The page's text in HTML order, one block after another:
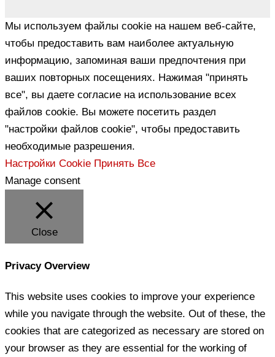
Мы используем файлы cookie на нашем веб-сайте,
чтобы предоставить вам наиболее актуальную
информацию, запоминая ваши предпочтения при
ваших повторных посещениях. Нажимая "принять
все", вы даете согласие на использование всех
файлов cookie. Вы можете посетить раздел
"настройки файлов cookie", чтобы предоставить
необходимые разрешения.
Настройки Cookie Принять Все
Manage consent
Close
Privacy Overview
This website uses cookies to improve your experience
while you navigate through the website. Out of these, the
cookies that are categorized as necessary are stored on
your browser as they are essential for the working of